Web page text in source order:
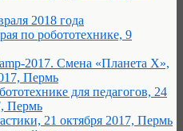
2018 года
по робототехнике, 9
2017. Смена «Планета Х»,
Пермь
для педагогов, 24
Пермь
21 октября 2017, Пермь